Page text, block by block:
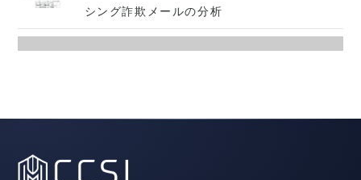
シング詐欺メールの分析